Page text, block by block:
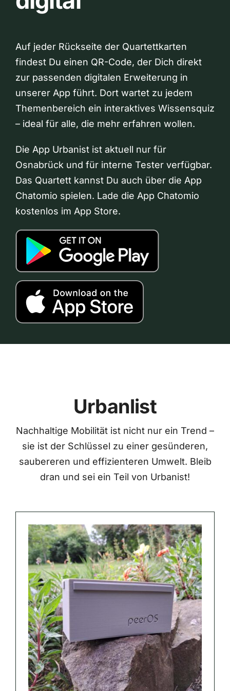
Auf jeder Rückseite der Quartettkarten
findest Du einen QR-Code, der Dich direkt
zur passenden digitalen Erweiterung in
unserer App führt. Dort wartet zu jedem
Themenbereich ein interaktives Wissensquiz
– ideal für alle, die mehr erfahren wollen.
Die App Urbanist ist aktuell nur für
Osnabrück und für interne Tester verfügbar.
Das Quartett kannst Du auch über die App
Chatomio spielen. Lade die App Chatomio
kostenlos im App Store.
Urbanlist
Nachhaltige Mobilität ist nicht nur ein Trend –
sie ist der Schlüssel zu einer gesünderen,
saubereren und effizienteren Umwelt. Bleib
dran und sei ein Teil von Urbanist!